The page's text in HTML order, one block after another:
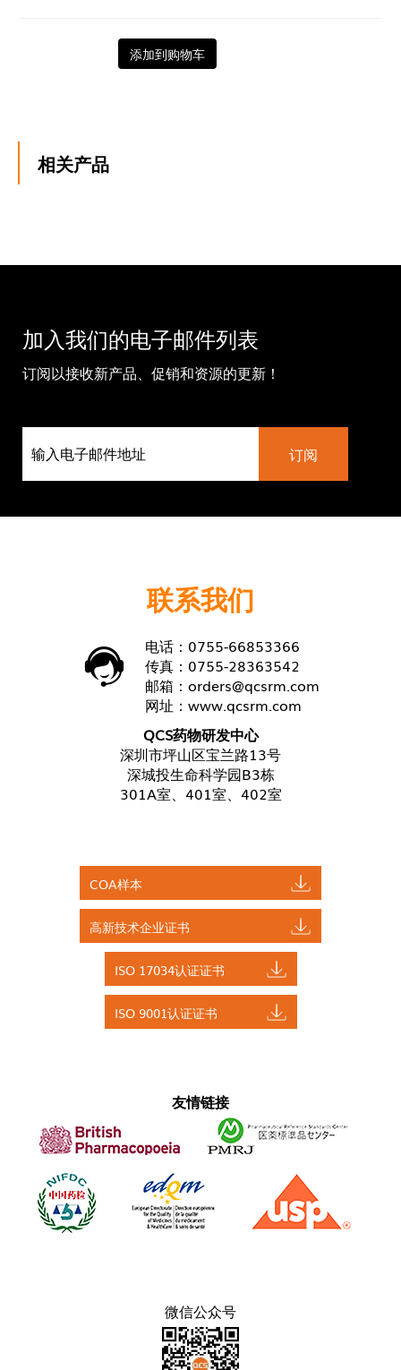
添加到购物车
相关产品
加入我们的电子邮件列表
订阅以接收新产品、促销和资源的更新！
联系我们
电话：0755-66853366
传真：0755-28363542
邮箱： orders@qcsrm.com
网址： www.qcsrm.com
QCS药物研发中心
深圳市坪山区宝兰路13号
深城投生命科学园B3栋
301A室、401室、402室
COA样本
高新技术企业证书
ISO 17034认证证书
ISO 9001认证证书
友情链接
微信公众号